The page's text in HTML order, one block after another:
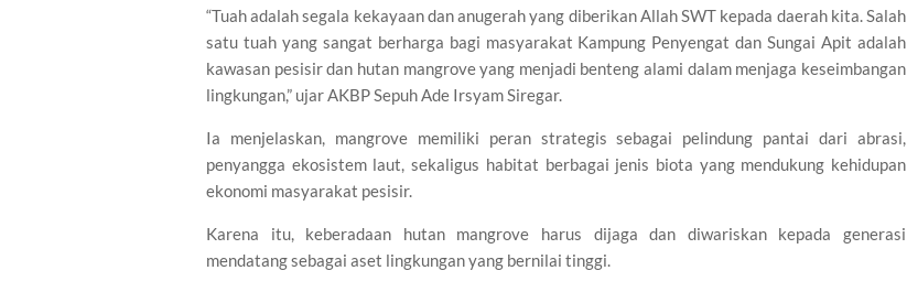
“Tuah adalah segala kekayaan dan anugerah yang diberikan Allah SWT kepada daerah kita. Salah
satu tuah yang sangat berharga bagi masyarakat Kampung Penyengat dan Sungai Apit adalah
kawasan pesisir dan hutan mangrove yang menjadi benteng alami dalam menjaga keseimbangan
lingkungan,” ujar AKBP Sepuh Ade Irsyam Siregar.
Ia menjelaskan, mangrove memiliki peran strategis sebagai pelindung pantai dari abrasi,
penyangga ekosistem laut, sekaligus habitat berbagai jenis biota yang mendukung kehidupan
ekonomi masyarakat pesisir.
Karena itu, keberadaan hutan mangrove harus dijaga dan diwariskan kepada generasi
mendatang sebagai aset lingkungan yang bernilai tinggi.